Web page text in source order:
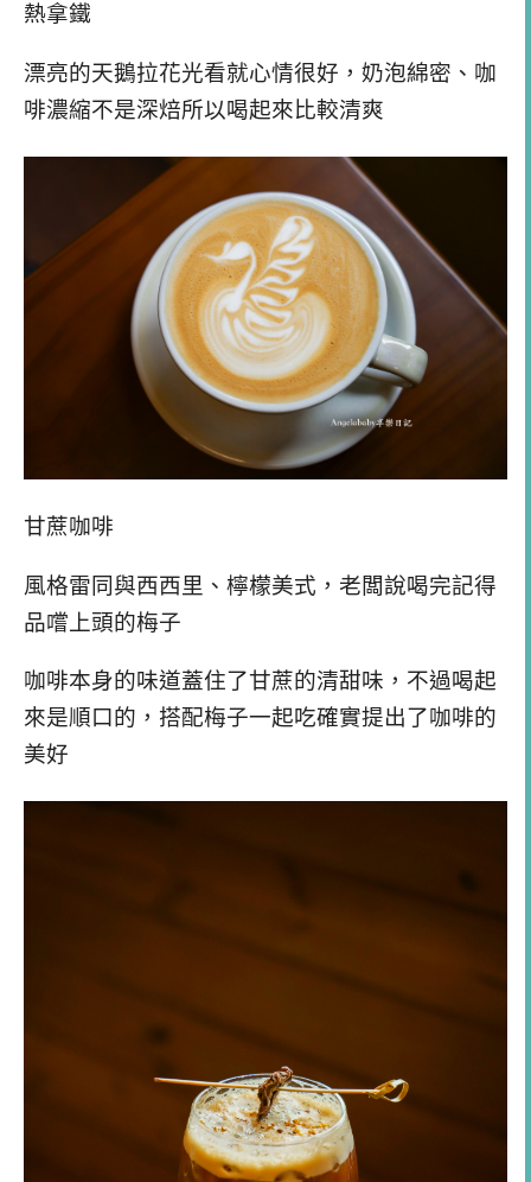
熱拿鐵
漂亮的天鵝拉花光看就心情很好，奶泡綿密、咖
啡濃縮不是深焙所以喝起來比較清爽
甘蔗咖啡
風格雷同與西西里、檸檬美式，老闆說喝完記得
品嚐上頭的梅子
咖啡本身的味道蓋住了甘蔗的清甜味，不過喝起
來是順口的，搭配梅子一起吃確實提出了咖啡的
美好